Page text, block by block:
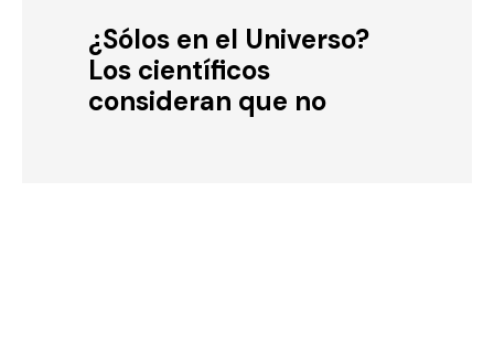
¿Sólos en el Universo?
Los científicos
consideran que no